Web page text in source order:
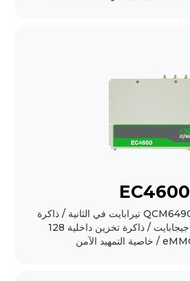
EC4600
معالج كوالكوم QCM6490 / 14 تيرابايت في الثانية / ذاكرة
وصول عشوائي 8 جيجابايت / ذاكرة تخزين داخلية 128